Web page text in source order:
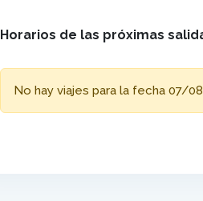
Horarios de las próximas
No hay viajes para la fecha 07/